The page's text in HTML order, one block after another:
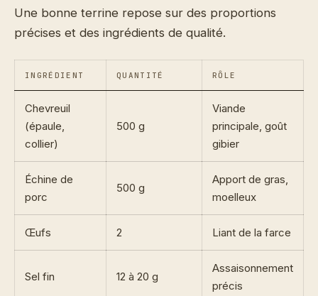
Une bonne terrine repose sur des proportions
précises et des ingrédients de qualité.
INGRÉDIENT QUANTITÉ RÔLE
Chevreuil
(épaule,
collier)
500 g
Viande
principale, goût
gibier
Échine de
porc
500 g
Apport de gras,
moelleux
Œufs 2 Liant de la farce
Sel fin 12 à 20 g
Assaisonnement
précis